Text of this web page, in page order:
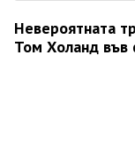
Невероятната
Том Холанд